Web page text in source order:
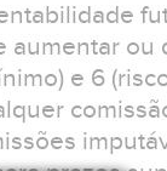
aumentar
e 6